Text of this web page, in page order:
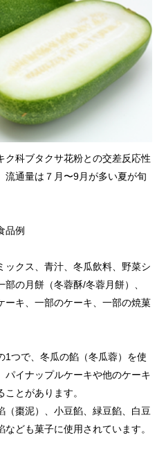
ク科ブタクサ花粉との交差反応性
流通量は７月〜9月が多い夏が旬
品例
ックス、青汁、冬瓜飲料、野菜シ
の月餅（冬蓉酥/冬蓉月餅）、
ーキ、一部のケーキ、一部の焼菓
1つで、冬瓜の餡（冬瓜蓉）を使
パイナップルケーキや他のケーキ
とがあります。
（棗泥）、小豆餡、緑豆餡、白豆
ども菓子に使用されています。